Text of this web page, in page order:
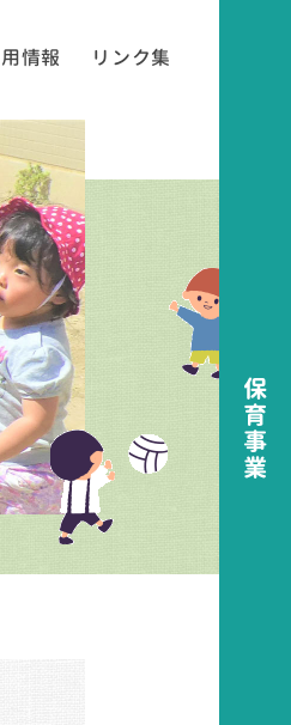
情報 リンク集